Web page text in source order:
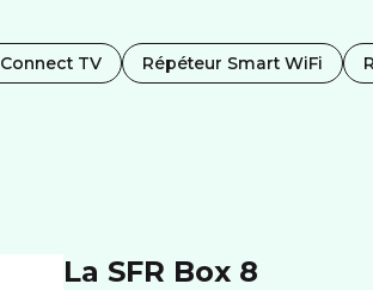
Connect TV Répéteur Smart WiFi
La SFR Box 8